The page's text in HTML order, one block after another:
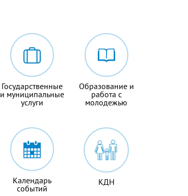
Государственные
и муниципальные
услуги
Образование и
работа с
молодежью
Календарь
событий
КДН